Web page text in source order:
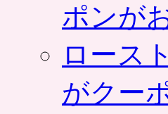
ポンが
ロース
がクー